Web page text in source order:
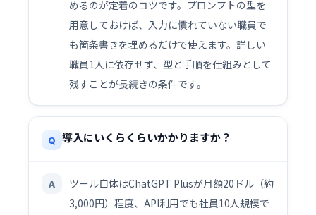
めるのが定着のコツです。プロンプトの型を
用意しておけば、入力に慣れていない職員で
も箇条書きを埋めるだけで使えます。詳しい
職員1人に依存せず、型と手順を仕組みとして
残すことが長続きの条件です。
Q 導入にいくらくらいかかりますか？
A
ツール自体はChatGPT Plusが月額20ドル（約
3,000円）程度、API利用でも社員10人規模で